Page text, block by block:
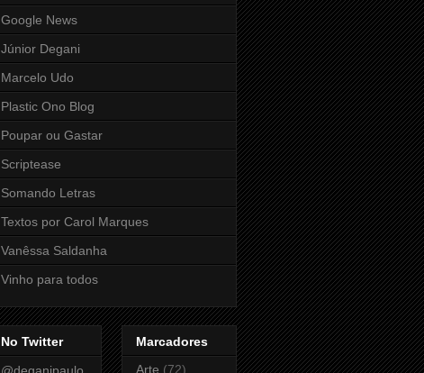
Google News
Júnior Degani
Marcelo Udo
Plastic Ono Blog
Poupar ou Gastar
Scriptease
Somando Letras
Textos por Carol Marques
Vanêssa Saldanha
Vinho para todos
No Twitter
@deganipaulo
Marcadores
Arte (72)